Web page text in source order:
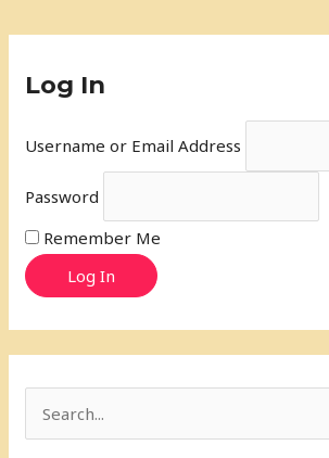
Log In
Username or Email Address
Password
Remember Me
Log In